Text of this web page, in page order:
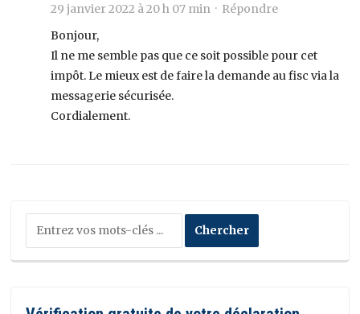
29 janvier 2022 à 20 h 07 min · Répondre
Bonjour,
Il ne me semble pas que ce soit possible pour cet
impôt. Le mieux est de faire la demande au fisc via la
messagerie sécurisée.
Cordialement.